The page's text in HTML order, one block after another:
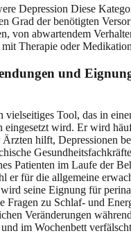
Depression Diese
Grad der benötigten
von abwartendem
Therapie oder
und
vielseitiges Tool, das in
eingesetzt wird. Er wird
hilft, Depressionen
Patienten im Laufe der
er für die allgemeine
seine Eignung für
Fragen zu Schlaf- und
Veränderungen
im Wochenbett